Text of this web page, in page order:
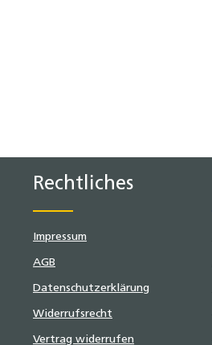
Rechtliches
Impressum
AGB
Datenschutzerklärung
Widerrufsrecht
Vertrag widerrufen